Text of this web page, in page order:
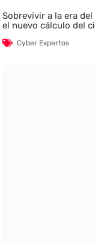
Sobrevivir a la era
el nuevo cálculo del
Cyber Expertos